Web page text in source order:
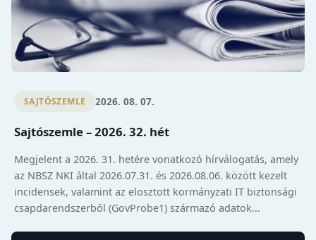
SAJTÓSZEMLE 2026. 08. 07.
Sajtószemle – 2026. 32. hét
Megjelent a 2026. 31. hetére vonatkozó hírválogatás, amely
az NBSZ NKI által 2026.07.31. és 2026.08.06. között kezelt
incidensek, valamint az elosztott kormányzati IT biztonsági
csapdarendszerből (GovProbe1) származó adatok...